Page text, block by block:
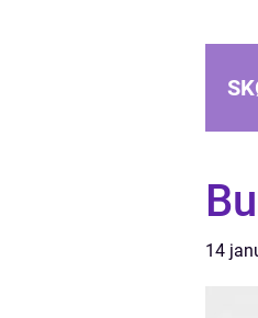
14